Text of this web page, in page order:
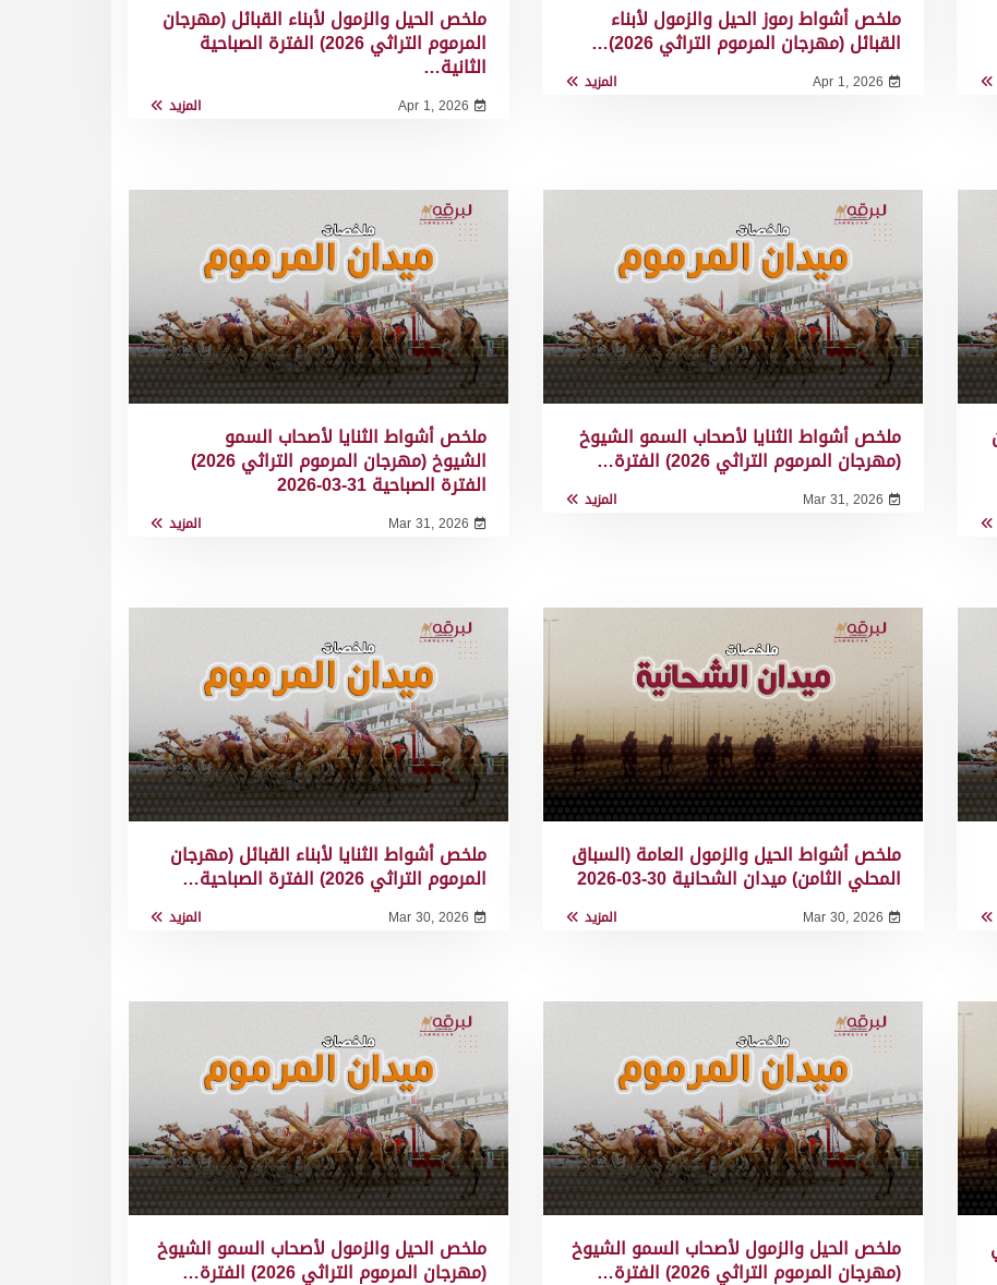
ملخص أشواط رموز الحيل والزمول لأبناء
القبائل (مهرجان المرموم التراثي 2026)…
Apr 1, 2026 المزيد
ملخص الحيل والزمول لأبناء القبائل (مهرجان
المرموم التراثي 2026) الفترة الصباحية
الثانية…
Apr 1, 2026 المزيد
ملخص أشواط الثنايا لأصحاب السمو الشيوخ
(مهرجان المرموم التراثي 2026) الفترة…
Mar 31, 2026 المزيد
ملخص أشواط الثنايا لأصحاب السمو
الشيوخ (مهرجان المرموم التراثي 2026)
الفترة الصباحية 31-03-2026
Mar 31, 2026 المزيد
ملخص أشواط الحيل والزمول العامة (السباق
المحلي الثامن) ميدان الشحانية 30-03-2026
Mar 30, 2026 المزيد
ملخص أشواط الثنايا لأبناء القبائل (مهرجان
المرموم التراثي 2026) الفترة الصباحية…
Mar 30, 2026 المزيد
ملخص الحيل والزمول لأصحاب السمو الشيوخ
(مهرجان المرموم التراثي 2026) الفترة…
ملخص الحيل والزمول لأصحاب السمو الشيوخ
(مهرجان المرموم التراثي 2026) الفترة…